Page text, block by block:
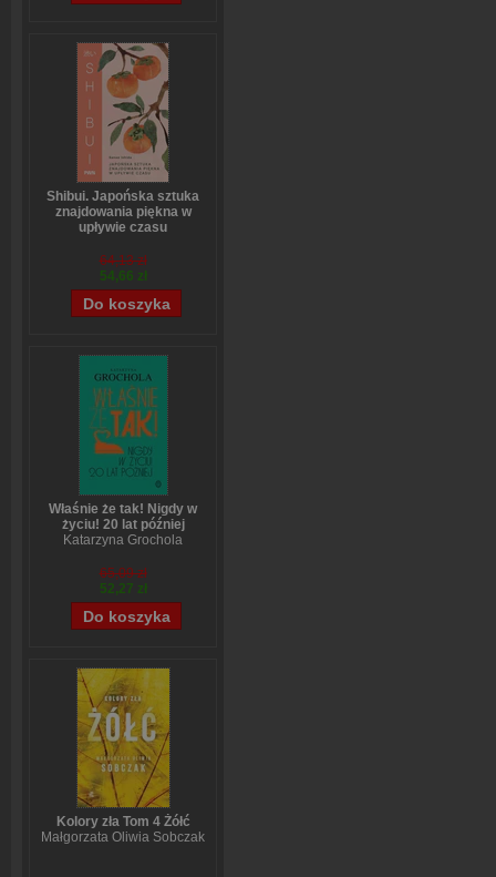
Shibui. Japońska sztuka
znajdowania piękna w
upływie czasu
64,13 zł
54,66 zł
Właśnie że tak! Nigdy w
życiu! 20 lat później
Katarzyna Grochola
65,09 zł
52,27 zł
Kolory zła Tom 4 Żółć
Małgorzata Oliwia Sobczak